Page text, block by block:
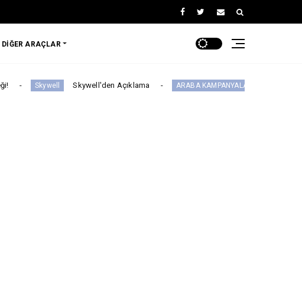
DİĞER ARAÇLAR
Skywell'den Açıklama ARABA KAMPANYALARI Ds N°4’te Ağustos